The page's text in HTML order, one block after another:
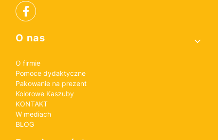
Linki w stopce
O nas
O firmie
Pomoce dydaktyczne
Pakowanie na prezent
Kolorowe Kaszuby
KONTAKT
W mediach
BLOG